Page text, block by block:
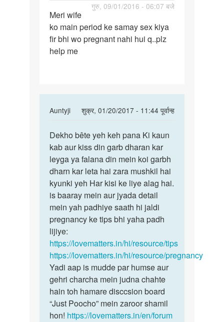
गुरु, 09/01/2016 - 06:07 बजे
Meri
wife
ko
main
Meri wife
ko main period ke samay sex kiya
fir bhi wo pregnant nahi hui q..plz
help me
Auntyji
शुक्र, 01/20/2017 - 11:44 पूर्वान्ह
In
to
Meri
wife
ko
main
period
ke
by
Dekho
bête
yeh
keh
pana
Ki
Dekho bête yeh keh pana Ki kaun
kab aur kiss din garb dharan kar
leyga ya falana din mein koi garbh
dharn kar leta hai zara mushkil hai
kyunki yeh Har kisi ke liye alag hai.
is baaray mein aur jyada detail
mein yah padhiye saath hi jaldi
pregnancy ke tips bhi yaha padh
lijiye:
https://lovematters.in/hi/resource/tips
https://lovematters.in/hi/resource/pregnancy
Yadi aap is mudde par humse aur
gehri charcha mein judna chahte
hain toh hamare disccsion board
“Just Poocho” mein zaroor shamil
hon! https://lovematters.in/en/forum